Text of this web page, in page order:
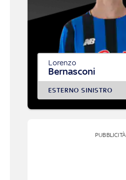
Lorenzo
Bernasconi
ESTERNO SINISTRO
PUBBLICITÀ